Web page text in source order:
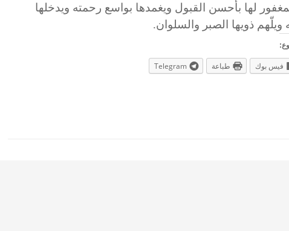
لها بأحسن القبول ويغمدها بواسع رحمته ويدخلها
ويلّهم ذويها الصبر والسلوان.
فيس بوك طباعة Telegram